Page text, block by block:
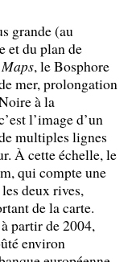
grande (au
et du plan de
, le Bosphore
mer, prolongation
à la
l’image d’un
multiples lignes
À cette échelle, le
qui compte une
deux rives,
de la carte.
partir de 2004,
environ